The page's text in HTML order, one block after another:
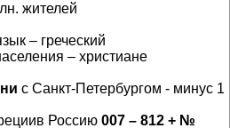
жителей
– греческий
– христиане
с Санкт-Петербургом - минус 1
в Россию 007 – 812 + №